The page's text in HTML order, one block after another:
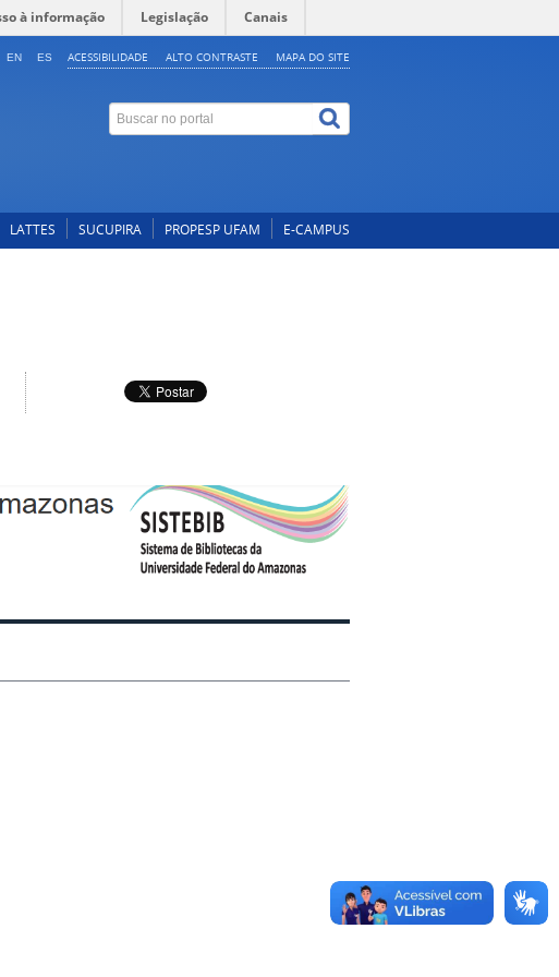
à informação Legislação Canais
ACESSIBILIDADE ALTO CONTRASTE MAPA DO SITE
EN ES
LATTES SUCUPIRA PROPESP UFAM E-CAMPUS